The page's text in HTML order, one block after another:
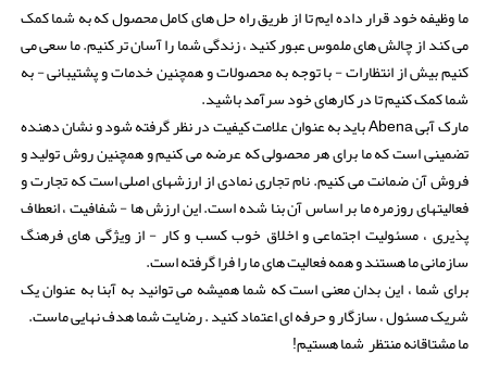
ما وظیفه خود قرار داده ایم تا از طریق راه حل های کامل محصول که به شما کمک
می کند از چالش های ملموس عبور کنید ، زندگی شما را آسان تر کنیم. ما سعی می
کنیم بیش از انتظارات - با توجه به محصولات و همچنین خدمات و پشتیبانی - به
شما کمک کنیم تا در کارهای خود سرآمد باشید.
مارک آبی Abena باید به عنوان علامت کیفیت در نظر گرفته شود و نشان دهنده
تضمینی است که ما برای هر محصولی که عرضه می کنیم و همچنین روش تولید و
فروش آن ضمانت می کنیم. نام تجاری نمادی از ارزشهای اصلی است که تجارت و
فعالیتهای روزمره ما بر اساس آن بنا شده است. این ارزش ها - شفافیت ، انعطاف
پذیری ، مسئولیت اجتماعی و اخلاق خوب کسب و کار - از ویژگی های فرهنگ
سازمانی ما هستند و همه فعالیت های ما را فرا گرفته است.
برای شما ، این بدان معنی است که شما همیشه می توانید به آبنا به عنوان یک
شریک مسئول ، سازگار و حرفه ای اعتماد کنید . رضایت شما هدف نهایی ماست.
ما مشتاقانه منتظر شما هستیم!